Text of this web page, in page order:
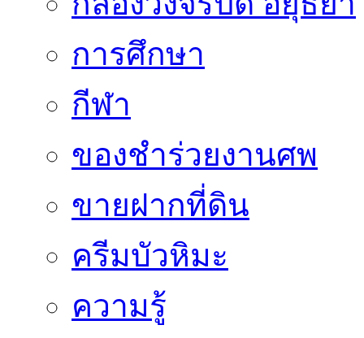
การศึกษา
กีฬา
ของชำร่วยงานศพ
ขายฝากที่ดิน
ครีมบัวหิมะ
ความรู้